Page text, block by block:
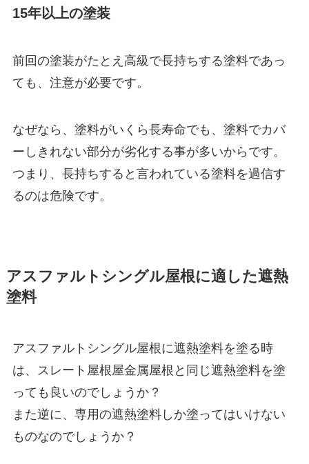
15年以上の塗装
前回の塗装がたとえ高級で長持ちする塗料であっ
ても、注意が必要です。
なぜなら、塗料がいくら長寿命でも、塗料でカバ
ーしきれない部分が劣化する事が多いからです。
つまり、長持ちすると言われている塗料を過信す
るのは危険です。
アスファルトシングル屋根に適した遮熱
塗料
アスファルトシングル屋根に遮熱塗料を塗る時
は、スレート屋根屋金属屋根と同じ遮熱塗料を塗
っても良いのでしょうか？
また逆に、専用の遮熱塗料しか塗ってはいけない
ものなのでしょうか？